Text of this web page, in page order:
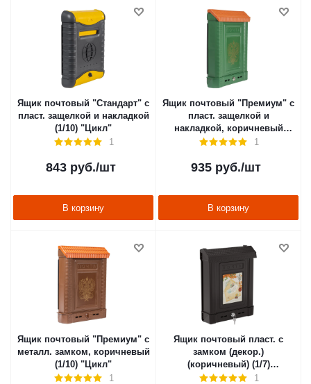
Ящик почтовый "Стандарт" с
пласт. защелкой и накладкой
(1/10) "Цикл"
1
843 руб./шт
В корзину
Ящик почтовый "Премиум" с
пласт. защелкой и
накладкой, коричневый
(1/10) "Цикл"1
935 руб./шт
В корзину
Ящик почтовый "Премиум" с
металл. замком, коричневый
(1/10) "Цикл"
1
Ящик почтовый пласт. с
замком (декор.)
(коричневый) (1/7)
"Альтернатива" м6434
1